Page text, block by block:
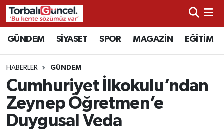
GÜNDEM SİYASET SPOR MAGAZİN EĞİTİM
HABERLER GÜNDEM
Cumhuriyet İlkokulu’ndan
Zeynep Öğretmen’e
Duygusal Veda
İzmir Nöbetçi Eczaneler
İzmir Hava Durumu
İzmir Namaz Vakitleri
İzmir Trafik Yoğunluk Haritası